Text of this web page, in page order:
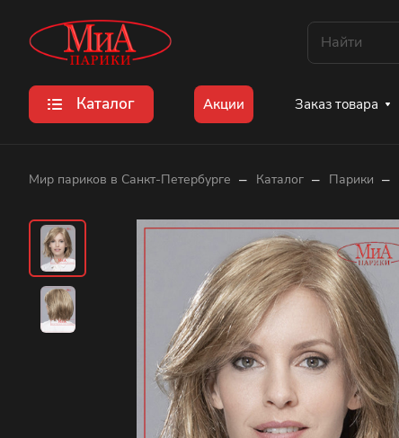
Каталог Акции Заказ товара
Мир париков в Санкт-Петербурге – Каталог – Парики –